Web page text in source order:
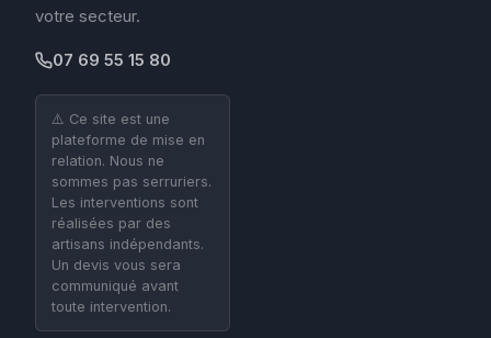
votre secteur.
07 69 55 15 80
⚠️ Ce site est une
plateforme de mise en
relation. Nous ne
sommes pas serruriers.
Les interventions sont
réalisées par des
artisans indépendants.
Un devis vous sera
communiqué avant
toute intervention.